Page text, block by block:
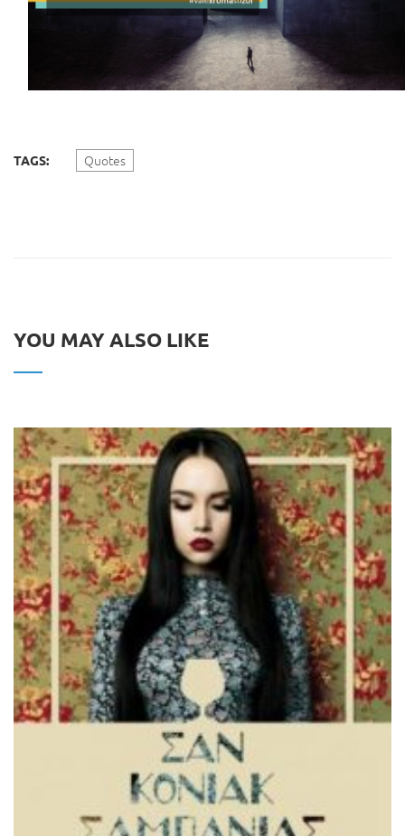
TAGS: Quotes
YOU MAY ALSO LIKE